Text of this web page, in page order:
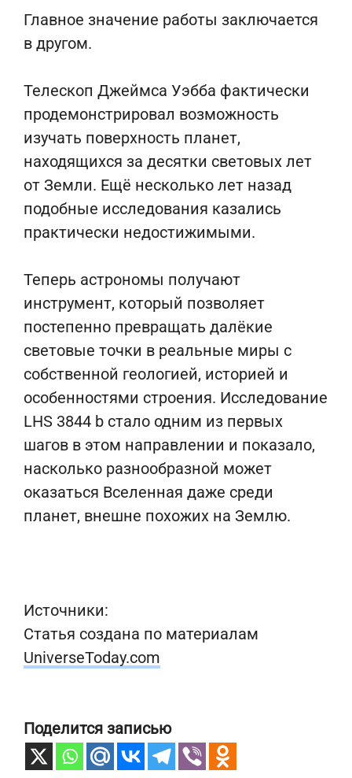
Главное значение работы заключается
в другом.
Телескоп Джеймса Уэбба фактически
продемонстрировал возможность
изучать поверхность планет,
находящихся за десятки световых лет
от Земли. Ещё несколько лет назад
подобные исследования казались
практически недостижимыми.
Теперь астрономы получают
инструмент, который позволяет
постепенно превращать далёкие
световые точки в реальные миры с
собственной геологией, историей и
особенностями строения. Исследование
LHS 3844 b стало одним из первых
шагов в этом направлении и показало,
насколько разнообразной может
оказаться Вселенная даже среди
планет, внешне похожих на Землю.
Источники:
Статья создана по материалам
UniverseToday.com
Поделится записью